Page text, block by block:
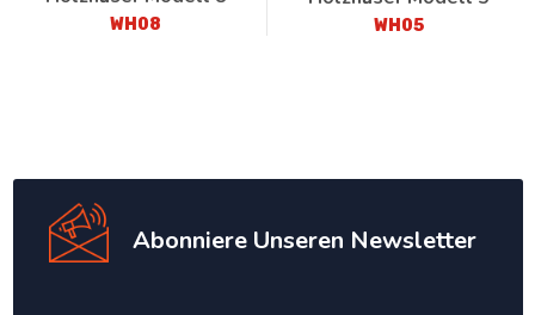
WH08 WH05
Abonniere Unseren Newsletter